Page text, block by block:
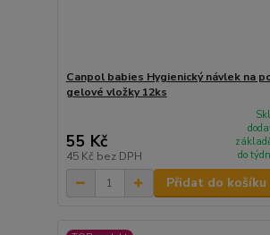
Canpol babies Hygienický návlek na
gelové vložky 12ks
55 Kč
45 Kč bez DPH
do
Přidat do košíku